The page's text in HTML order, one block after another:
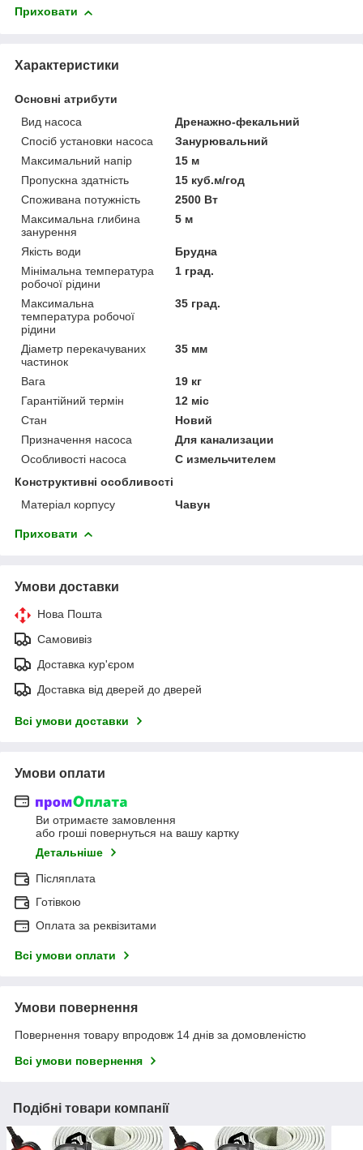
Приховати
Характеристики
Основні атрибути
Вид насоса
Дренажно-фекальний
Спосіб установки насоса
Занурювальний
Максимальний напір
15 м
Пропускна здатність
15 куб.м/год
Споживана потужність
2500 Вт
Максимальна глибина
занурення
5 м
Якість води
Брудна
Мінімальна температура
робочої рідини
1 град.
Максимальна
температура робочої
рідини
35 град.
Діаметр перекачуваних
частинок
35 мм
Вага
19 кг
Гарантійний термін
12 міс
Стан
Новий
Призначення насоса
Для канализации
Особливості насоса
С измельчителем
Конструктивні особливості
Матеріал корпусу
Чавун
Приховати
Умови доставки
Нова Пошта
Самовивіз
Доставка кур'єром
Доставка від дверей до дверей
Всі умови доставки
Умови оплати
Ви отримаєте замовлення
або гроші повернуться на вашу картку
Детальніше
Післяплата
Готівкою
Оплата за реквізитами
Всі умови оплати
Умови повернення
Повернення товару впродовж 14 днів за домовленістю
Всі умови повернення
Подібні товари компанії